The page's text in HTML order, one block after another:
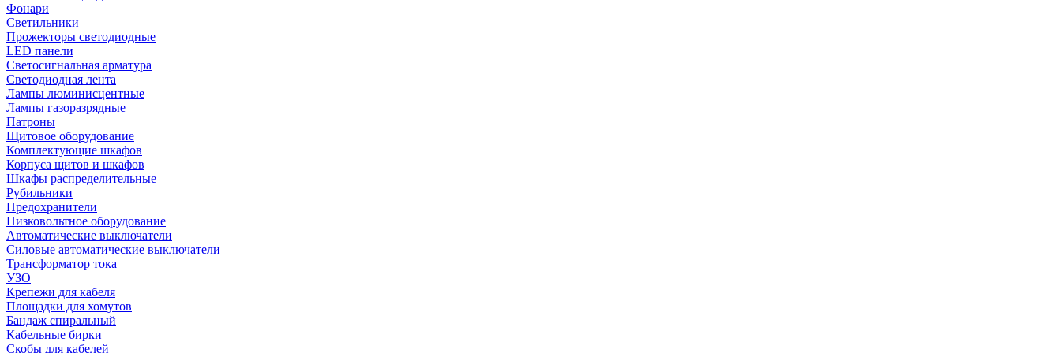
Фонари
Светильники
Прожекторы светодиодные
LED панели
Светосигнальная арматура
Светодиодная лента
Лампы люминисцентные
Лампы газоразрядные
Патроны
Щитовое оборудование
Комплектующие шкафов
Корпуса щитов и шкафов
Шкафы распределительные
Рубильники
Предохранители
Низковольтное оборудование
Автоматические выключатели
Силовые автоматические выключатели
Трансформатор тока
УЗО
Крепежи для кабеля
Площадки для хомутов
Бандаж спиральный
Кабельные бирки
Cкобы для кабелей